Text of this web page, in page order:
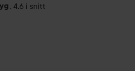
, 4.6 i snitt